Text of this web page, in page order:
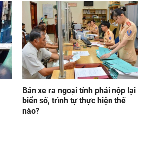
Bán xe ra ngoại tỉnh phải nộp lại
biển số, trình tự thực hiện thế
nào?